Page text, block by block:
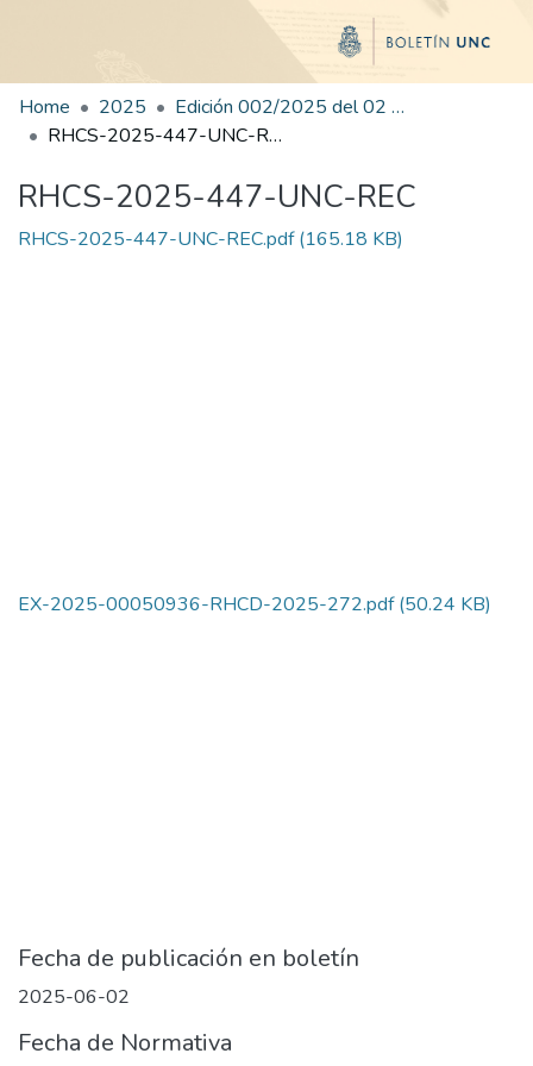
Home 2025
Edición 002/2025 del 02 de junio de 2025
RHCS-2025-447-UNC-REC
RHCS-2025-447-UNC-REC
RHCS-2025-447-UNC-REC.pdf(165.18 KB)
EX-2025-00050936-RHCD-2025-272.pdf(50.24 KB)
Fecha de publicación en boletín
2025-06-02
Fecha de Normativa